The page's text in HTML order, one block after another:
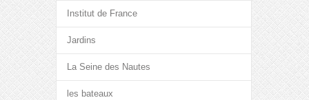
Institut de France
Jardins
La Seine des Nautes
les bateaux